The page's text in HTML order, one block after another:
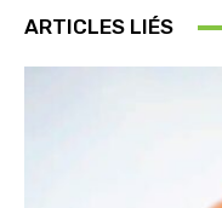
ARTICLES LIÉS